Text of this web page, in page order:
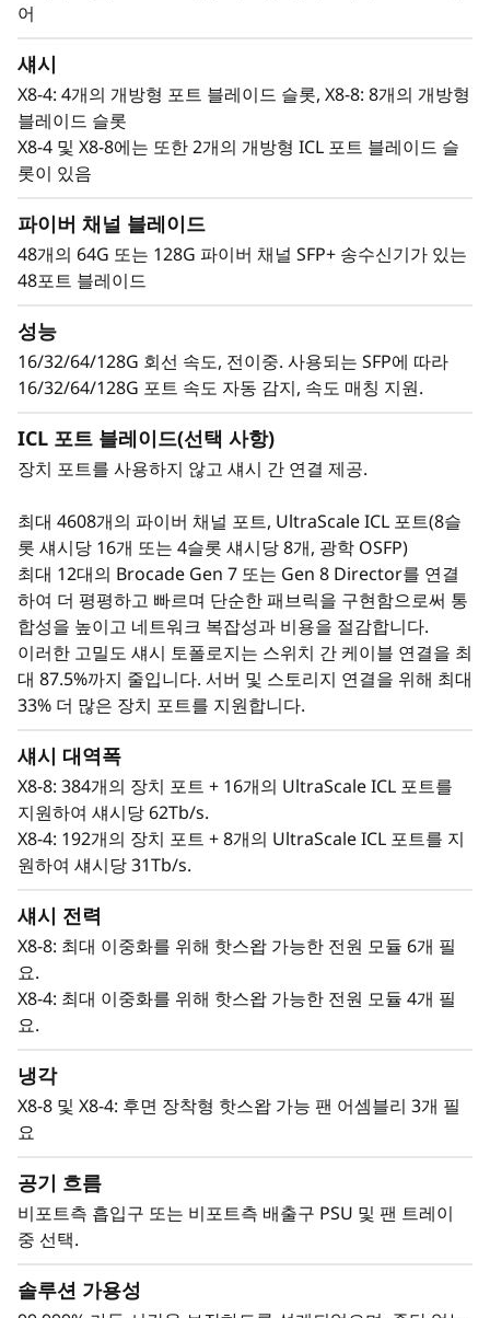
플리케이션 및 워크로드를 지원하기 위한 탁월한
대역폭과 처리량을 제공합니다.
고급 보안 기능으로 데이터 센터 방어
Lenovo X8-8 Director는 사이버 복원력이 뛰어나
터와 애플리케이션을 양자 컴퓨팅 및 사이버 보안
위협으로부터 보호합니다. Brocade는 파이버 채널
격리 및 역할 기반 접근 제어를 통해 스토리지 트래
픽 보안을 강화하여 무단 접근을 방지합니다. 이를
위해 강화된 패브릭 OS와 하드웨어를 활용하고, 불
필요한 접근 지점을 제거하며, 하드웨어 및 소프트
웨어 신뢰의 근원을 검증하여 인증된 구성 요소만
시스템 내에서 작동하도록 보장합니다.
인공지능 기반 자율성으로 SAN 관리 현대화
Brocade Gen 8 기술을 탑재한 Lenovo X8-8
분석 아키텍처를 통해 수동 관리를 최소화하여, 증
가하는 작업 부하와 인프라 복잡성에도 불구하고
안정성과 효율성을 유지하는 탄력적인 네트워크를
어
섀시
X8-4: 4개의 개방형 포트 블레이드 슬롯, X8-8: 8개의 개방형
블레이드 슬롯
X8-4 및 X8-8에는 또한 2개의 개방형 ICL 포트 블레이드 슬
롯이 있음
파이버 채널 블레이드
48개의 64G 또는 128G 파이버 채널 SFP+ 송수신기가 있는
48포트 블레이드
성능
16/32/64/128G 회선 속도, 전이중. 사용되는 SFP에 따라
16/32/64/128G 포트 속도 자동 감지, 속도 매칭 지원.
ICL 포트 블레이드(선택 사항)
장치 포트를 사용하지 않고 섀시 간 연결 제공.
최대 4608개의 파이버 채널 포트, UltraScale ICL 포트(8슬
롯 섀시당 16개 또는 4슬롯 섀시당 8개, 광학 OSFP)
최대 12대의 Brocade Gen 7 또는 Gen 8 Director를 연결
하여 더 평평하고 빠르며 단순한 패브릭을 구현함으로써 통
합성을 높이고 네트워크 복잡성과 비용을 절감합니다.
이러한 고밀도 섀시 토폴로지는 스위치 간 케이블 연결을 최
대 87.5%까지 줄입니다. 서버 및 스토리지 연결을 위해 최대
33% 더 많은 장치 포트를 지원합니다.
섀시 대역폭
X8-8: 384개의 장치 포트 + 16개의 UltraScale ICL 포트를
지원하여 섀시당 62Tb/s.
X8-4: 192개의 장치 포트 + 8개의 UltraScale ICL 포트를 지
원하여 섀시당 31Tb/s.
섀시 전력
X8-8: 최대 이중화를 위해 핫스왑 가능한 전원 모듈 6개 필
요.
X8-4: 최대 이중화를 위해 핫스왑 가능한 전원 모듈 4개 필
요.
냉각
X8-8 및 X8-4: 후면 장착형 핫스왑 가능 팬 어셈블리 3개 필
요
공기 흐름
비포트측 흡입구 또는 비포트측 배출구 PSU 및 팬 트레이
중 선택.
솔루션 가용성